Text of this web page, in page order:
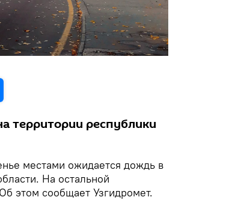
территории республики
местами ожидается дождь в
На остальной
этом сообщает Узгидромет.